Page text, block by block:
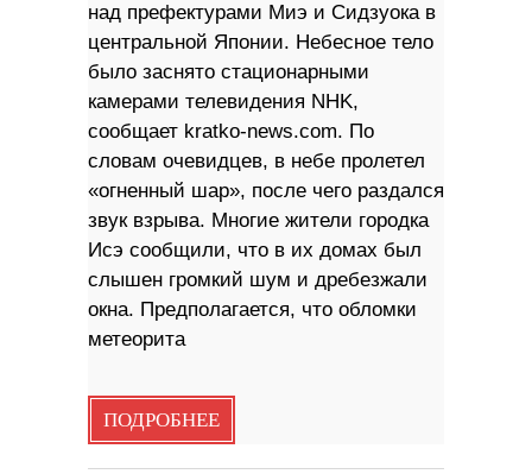
над префектурами Миэ и Сидзуока в
центральной Японии. Небесное тело
было заснято стационарными
камерами телевидения NHK,
сообщает kratko-news.com. По
словам очевидцев, в небе пролетел
«огненный шар», после чего раздался
звук взрыва. Многие жители городка
Исэ сообщили, что в их домах был
слышен громкий шум и дребезжали
окна. Предполагается, что обломки
метеорита
ПОДРОБНЕЕ